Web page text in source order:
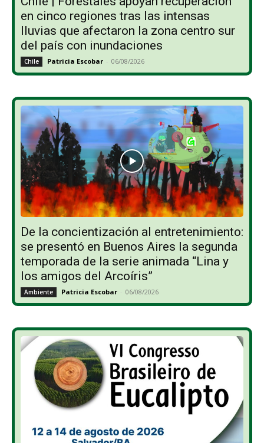
en cinco regiones tras las intensas
lluvias que afectaron la zona centro sur
del país con inundaciones
Chile Patricia Escobar - 06/08/2026
De la concientización al entretenimiento:
se presentó en Buenos Aires la segunda
temporada de la serie animada “Lina y
los amigos del Arcoíris”
Ambiente Patricia Escobar - 06/08/2026